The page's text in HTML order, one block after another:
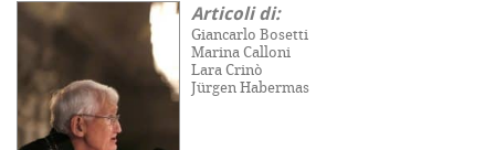
Articoli di:
Giancarlo Bosetti
Marina Calloni
Lara Crinò
Jürgen Habermas